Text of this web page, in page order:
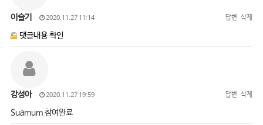
이슬기 2020.11.27 11:14 답변 삭제
댓글내용 확인
강성아 2020.11.27 19:59 답변 삭제
Suamum 참여완료